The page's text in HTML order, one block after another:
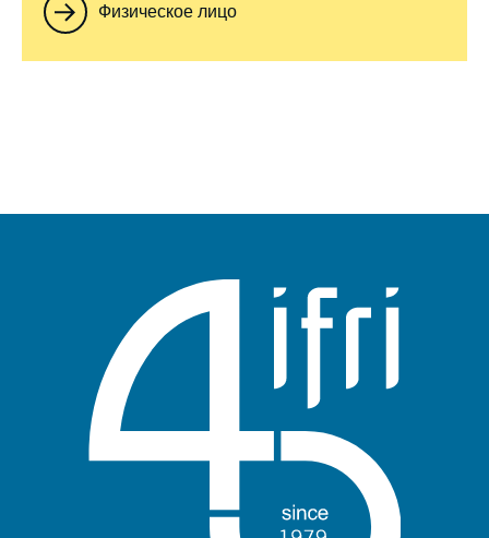
Физическое лицо